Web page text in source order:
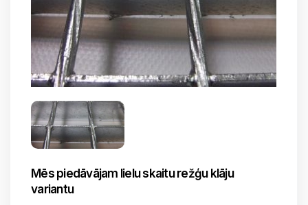
Mēs piedāvājam lielu skaitu režģu klāju
variantu